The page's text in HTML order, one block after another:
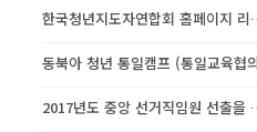
한국청년
2017년도 중앙